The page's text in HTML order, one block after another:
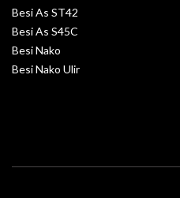
Besi As ST42
Besi As S45C
Besi Nako
Besi Nako Ulir